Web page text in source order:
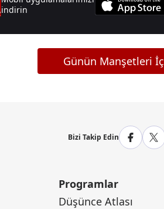
indirin
Günün Manşetleri
Bizi Takip Edin
Programlar
Düşünce Atlası